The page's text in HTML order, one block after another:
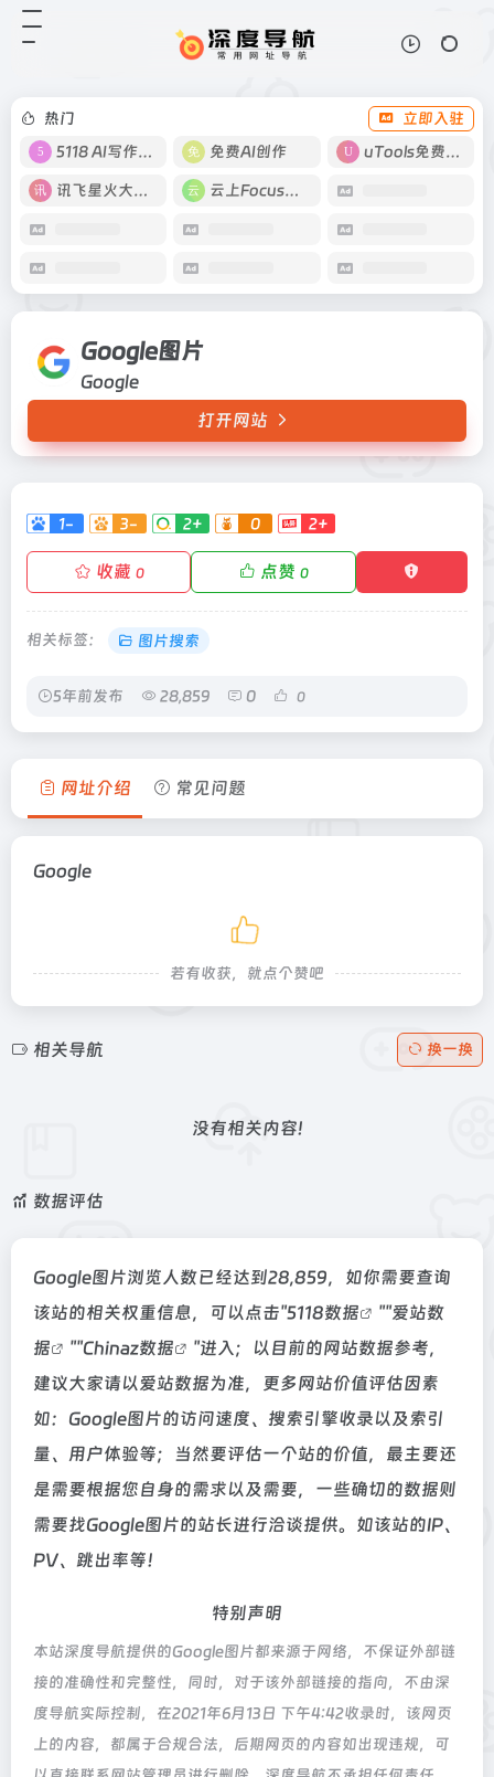
热门
立即入驻
5118 AI写作工具
免费AI创作 uTools免费工具箱
讯飞星火大模型 云上Focus接码
Google图片
Google
打开网站
1- 3- 2+ 0 2+
收藏 0 点赞 0
相关标签： 图片搜索
5年前发布 28,859 0 0
网址介绍 常见问题
Google
若有收获，就点个赞吧
相关导航 换一换
没有相关内容!
数据评估
Google图片浏览人数已经达到28,859，如你需要查询
该站的相关权重信息，可以点击"5118数据 ""爱站数
据
""Chinaz数据
"进入；以目前的网站数据参考，
建议大家请以爱站数据为准，更多网站价值评估因素
如：Google图片的访问速度、搜索引擎收录以及索引
量、用户体验等；当然要评估一个站的价值，最主要还
是需要根据您自身的需求以及需要，一些确切的数据则
需要找Google图片的站长进行洽谈提供。如该站的IP、
PV、跳出率等！
特别声明
本站深度导航提供的Google图片都来源于网络，不保证外部链
接的准确性和完整性，同时，对于该外部链接的指向，不由深
度导航实际控制，在2021年6月13日 下午4:42收录时，该网页
上的内容，都属于合规合法，后期网页的内容如出现违规，可